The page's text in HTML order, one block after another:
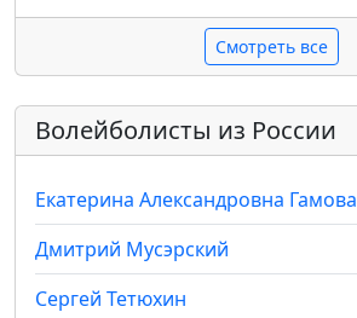
Смотреть все
Волейболисты из России
Екатерина Александровна Гамова
Дмитрий Мусэрский
Сергей Тетюхин